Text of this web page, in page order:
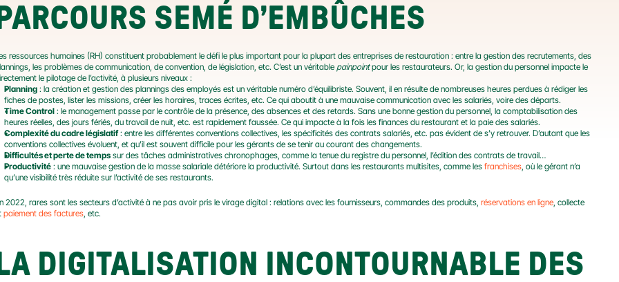
PARCOURS SEMÉ D’EMBÛCHES
ressources humaines (RH) constituent probablement le défi le plus important pour la plupart des entreprises de restauration : entre la gestion des recrutements, des
les problèmes de communication, de convention, de législation, etc. C’est un véritable painpoint pour les restaurateurs. Or, la gestion du personnel impacte le
le pilotage de l’activité, à plusieurs niveaux :
Planning : la création et gestion des plannings des employés est un véritable numéro d’équilibriste. Souvent, il en résulte de nombreuses heures perdues à rédiger les
fiches de postes, lister les missions, créer les horaires, traces écrites, etc. Ce qui aboutit à une mauvaise communication avec les salariés, voire des départs.
Time Control : le management passe par le contrôle de la présence, des absences et des retards. Sans une bonne gestion du personnel, la comptabilisation des
heures réelles, des jours fériés, du travail de nuit, etc. est rapidement faussée. Ce qui impacte à la fois les finances du restaurant et la paie des salariés.
Complexité du cadre législatif : entre les différentes conventions collectives, les spécificités des contrats salariés, etc. pas évident de s’y retrouver. D’autant que les
conventions collectives évoluent, et qu’il est souvent difficile pour les gérants de se tenir au courant des changements.
Difficultés et perte de temps sur des tâches administratives chronophages, comme la tenue du registre du personnel, l’édition des contrats de travail…
Productivité : une mauvaise gestion de la masse salariale détériore la productivité. Surtout dans les restaurants multisites, comme les franchises, où le gérant n’a
qu’une visibilité très réduite sur l’activité de ses restaurants.
2022, rares sont les secteurs d’activité à ne pas avoir pris le virage digital : relations avec les fournisseurs, commandes des produits, réservations en ligne, collecte
paiement des factures, etc.
LA DIGITALISATION INCONTOURNABLE DES